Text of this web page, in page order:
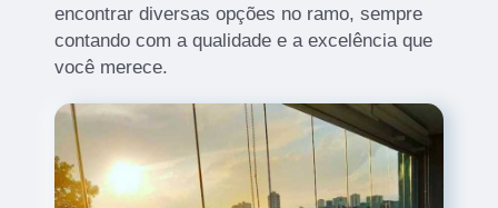
encontrar diversas opções no ramo, sempre
contando com a qualidade e a excelência que
você merece.